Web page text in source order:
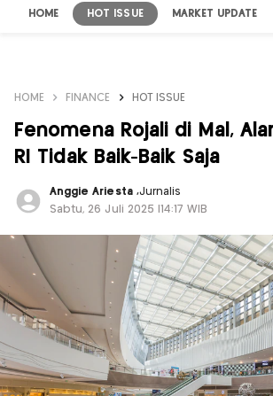
HOME HOT ISSUE MARKET UPDATE
HOME FINANCE HOT ISSUE
Fenomena Rojali di Mal,
RI Tidak Baik-Baik Saja
Anggie Ariesta ,Jurnalis
Sabtu, 26 Juli 2025 |14:17 WIB